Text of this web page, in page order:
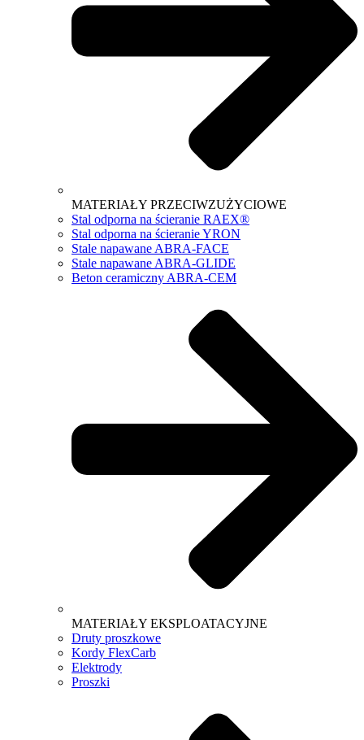
MATERIAŁY PRZECIWZUŻYCIOWE
Stal odporna na ścieranie RAEX®
Stal odporna na ścieranie YRON
Stale napawane ABRA-FACE
Stale napawane ABRA-GLIDE
Beton ceramiczny ABRA-CEM
MATERIAŁY EKSPLOATACYJNE
Druty proszkowe
Kordy FlexCarb
Elektrody
Proszki